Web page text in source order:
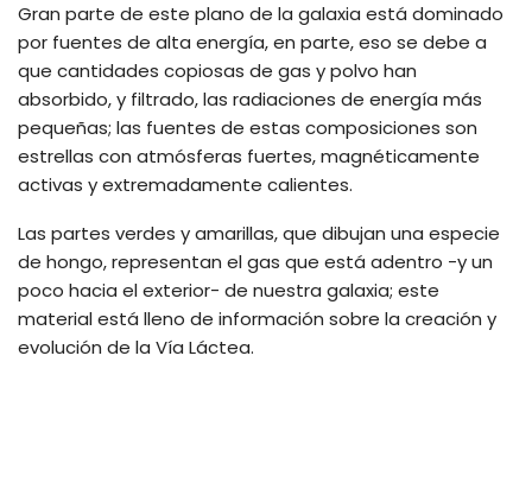
Gran parte de este plano de la galaxia está dominado
por fuentes de alta energía, en parte, eso se debe a
que cantidades copiosas de gas y polvo han
absorbido, y filtrado, las radiaciones de energía más
pequeñas; las fuentes de estas composiciones son
estrellas con atmósferas fuertes, magnéticamente
activas y extremadamente calientes.
Las partes verdes y amarillas, que dibujan una especie
de hongo, representan el gas que está adentro -y un
poco hacia el exterior- de nuestra galaxia; este
material está lleno de información sobre la creación y
evolución de la Vía Láctea.